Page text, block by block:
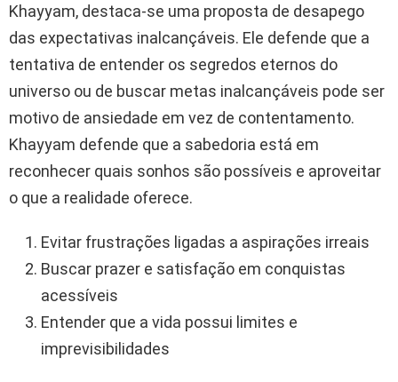
Khayyam, destaca-se uma proposta de desapego
das expectativas inalcançáveis. Ele defende que a
tentativa de entender os segredos eternos do
universo ou de buscar metas inalcançáveis pode ser
motivo de ansiedade em vez de contentamento.
Khayyam defende que a sabedoria está em
reconhecer quais sonhos são possíveis e aproveitar
o que a realidade oferece.
Evitar frustrações ligadas a aspirações irreais
Buscar prazer e satisfação em conquistas
acessíveis
Entender que a vida possui limites e
imprevisibilidades